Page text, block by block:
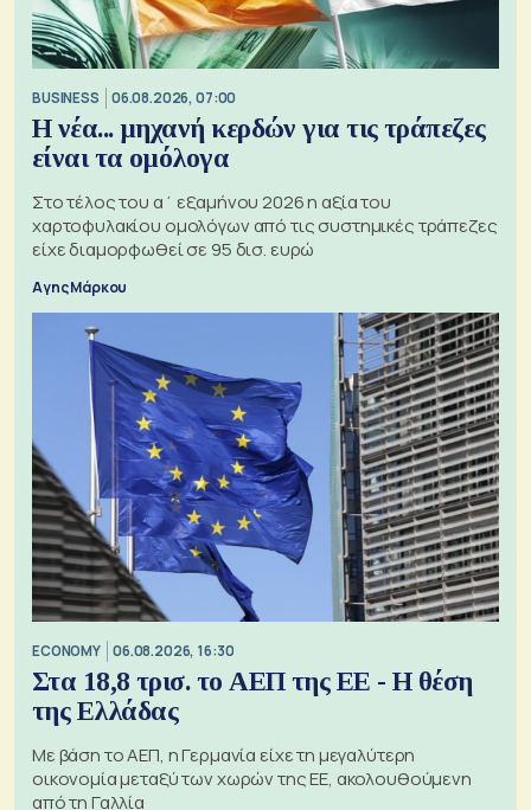
BUSINESS 06.08.2026, 07:00
Η νέα... μηχανή κερδών για τις τράπεζες
είναι τα ομόλογα
Στο τέλος του α΄ εξαμήνου 2026 η αξία του
χαρτοφυλακίου ομολόγων από τις συστημικές τράπεζες
είχε διαμορφωθεί σε 95 δισ. ευρώ
Αγης Μάρκου
ECONOMY 06.08.2026, 16:30
Στα 18,8 τρισ. το ΑΕΠ της ΕΕ - Η θέση
της Ελλάδας
Με βάση το ΑΕΠ, η Γερμανία είχε τη μεγαλύτερη
οικονομία μεταξύ των χωρών της ΕΕ, ακολουθούμενη
από τη Γαλλία